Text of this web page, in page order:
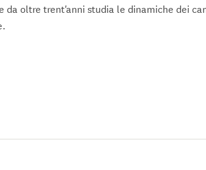
da oltre trent'anni studia le dinamiche dei
di Stanford e fornisce consulenza a